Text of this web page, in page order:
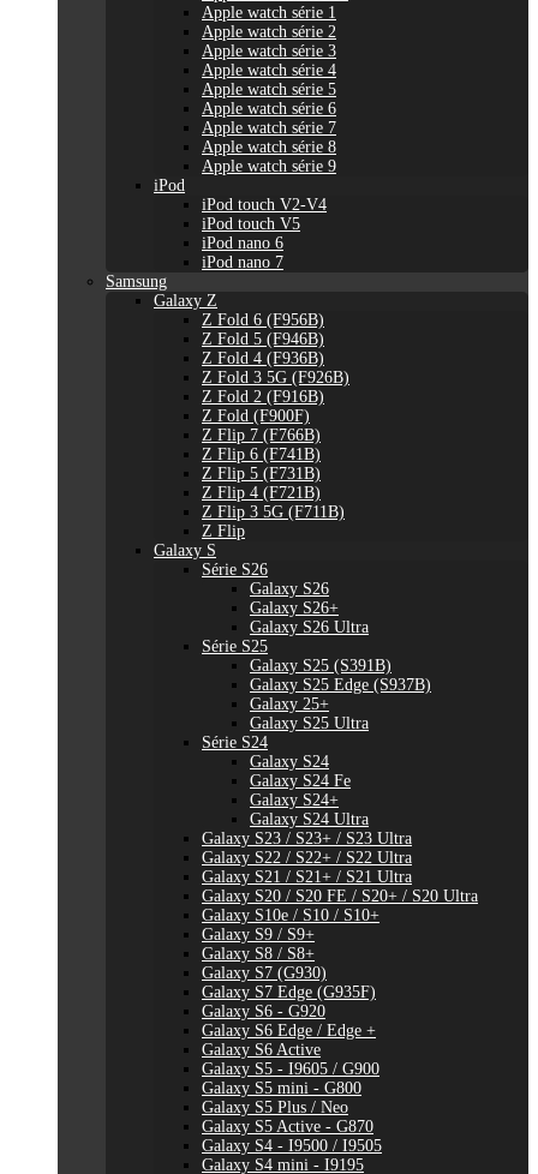
Apple watch série 1
Apple watch série 2
Apple watch série 3
Apple watch série 4
Apple watch série 5
Apple watch série 6
Apple watch série 7
Apple watch série 8
Apple watch série 9
iPod
iPod touch V2-V4
iPod touch V5
iPod nano 6
iPod nano 7
Samsung
Galaxy Z
Z Fold 6 (F956B)
Z Fold 5 (F946B)
Z Fold 4 (F936B)
Z Fold 3 5G (F926B)
Z Fold 2 (F916B)
Z Fold (F900F)
Z Flip 7 (F766B)
Z Flip 6 (F741B)
Z Flip 5 (F731B)
Z Flip 4 (F721B)
Z Flip 3 5G (F711B)
Z Flip
Galaxy S
Série S26
Galaxy S26
Galaxy S26+
Galaxy S26 Ultra
Série S25
Galaxy S25 (S391B)
Galaxy S25 Edge (S937B)
Galaxy 25+
Galaxy S25 Ultra
Série S24
Galaxy S24
Galaxy S24 Fe
Galaxy S24+
Galaxy S24 Ultra
Galaxy S23 / S23+ / S23 Ultra
Galaxy S22 / S22+ / S22 Ultra
Galaxy S21 / S21+ / S21 Ultra
Galaxy S20 / S20 FE / S20+ / S20 Ultra
Galaxy S10e / S10 / S10+
Galaxy S9 / S9+
Galaxy S8 / S8+
Galaxy S7 (G930)
Galaxy S7 Edge (G935F)
Galaxy S6 - G920
Galaxy S6 Edge / Edge +
Galaxy S6 Active
Galaxy S5 - I9605 / G900
Galaxy S5 mini - G800
Galaxy S5 Plus / Neo
Galaxy S5 Active - G870
Galaxy S4 - I9500 / I9505
Galaxy S4 mini - I9195